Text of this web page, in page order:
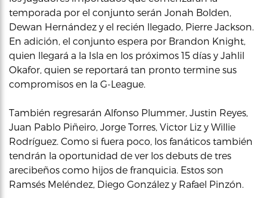
temporada por el conjunto serán Jonah Bolden,
Dewan Hernández y el recién llegado, Pierre Jackson.
En adición, el conjunto espera por Brandon Knight,
quien llegará a la Isla en los próximos 15 días y Jahlil
Okafor, quien se reportará tan pronto termine sus
compromisos en la G-League.
También regresarán Alfonso Plummer, Justin Reyes,
Juan Pablo Piñeiro, Jorge Torres, Victor Liz y Willie
Rodríguez. Como si fuera poco, los fanáticos también
tendrán la oportunidad de ver los debuts de tres
arecibeños como hijos de franquicia. Estos son
Ramsés Meléndez, Diego González y Rafael Pinzón.